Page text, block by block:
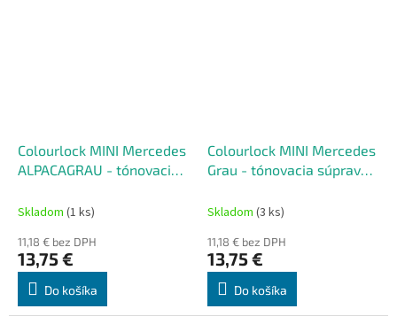
Colourlock MINI Mercedes
ALPACAGRAU - tónovacia
50 ml
Skladom (1 ks)
11,18 € bez DPH
13,75 €
Do košíka
Colourlock MINI Mercedes
Grau - tónovacia súprava
Skladom (3 ks)
11,18 € bez DPH
13,75 €
Do košíka